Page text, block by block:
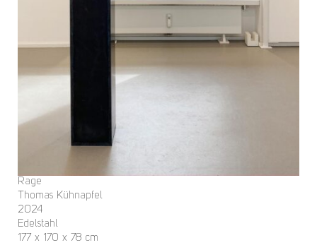
Rage
Thomas Kühnapfel
2024
Edelstahl
177 x 170 x 78 cm